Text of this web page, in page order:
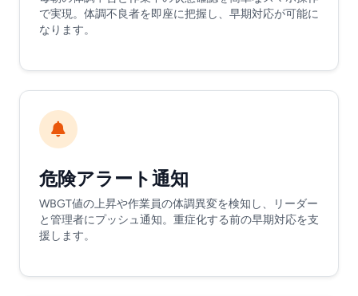
で実現。体調不良者を即座に把握し、早期対応が可能に
なります。
危険アラート通知
WBGT値の上昇や作業員の体調異変を検知し、リーダー
と管理者にプッシュ通知。重症化する前の早期対応を支
援します。